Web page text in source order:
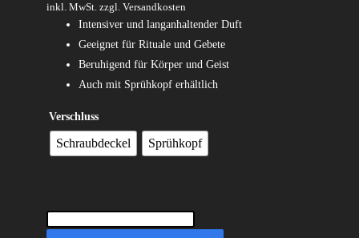
inkl. MwSt. zzgl. Versandkosten
Intensiver und langanhaltender Duft
Geeignet für Rituale und Gebete
Beruhigend für Körper und Geist
Auch mit Sprühkopf erhältlich
Verschluss
Schraubdeckel Sprühkopf